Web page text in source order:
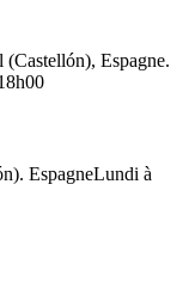
Espagne.
EspagneLundi à